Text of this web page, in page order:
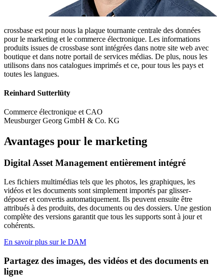
crossbase est pour nous la plaque tournante centrale des données
pour le marketing et le commerce électronique. Les informations
produits issues de crossbase sont intégrées dans notre site web avec
boutique et dans notre portail de services médias. De plus, nous les
utilisons dans nos catalogues imprimés et ce, pour tous les pays et
toutes les langues.
Reinhard Sutterlüty
Commerce électronique et CAO
Meusburger Georg GmbH & Co. KG
Avantages pour le marketing
Digital Asset Management entièrement intégré
Les fichiers multimédias tels que les photos, les graphiques, les
vidéos et les documents sont simplement importés par glisser-
déposer et convertis automatiquement. Ils peuvent ensuite être
attribués à des produits, des documents ou des dossiers. Une gestion
complète des versions garantit que tous les supports sont à jour et
cohérents.
En savoir plus sur le DAM
Partagez des images, des vidéos et des documents en
ligne